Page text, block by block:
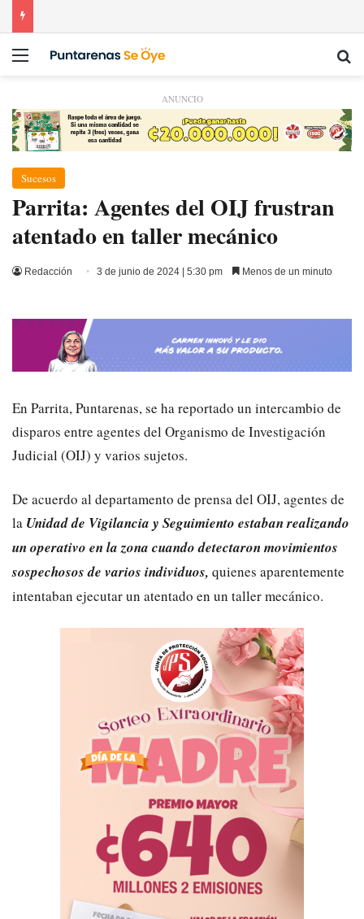
Menú
ANUNCIO
Sucesos
Parrita: Agentes del OIJ frustran
atentado en taller mecánico
Redacción 3 de junio de 2024 | 5:30 pm Menos de un minuto
En Parrita, Puntarenas, se ha reportado un intercambio de
disparos entre agentes del Organismo de Investigación
Judicial (OIJ) y varios sujetos.
De acuerdo al departamento de prensa del OIJ, agentes de
la Unidad de Vigilancia y Seguimiento estaban realizando
un operativo en la zona cuando detectaron movimientos
sospechosos de varios individuos, quienes aparentemente
intentaban ejecutar un atentado en un taller mecánico.